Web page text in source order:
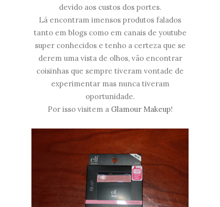
devido aos custos dos portes.
Lá encontram imensos produtos falados
tanto em blogs como em canais de youtube
super conhecidos e tenho a certeza que se
derem uma vista de olhos, vão encontrar
coisinhas que sempre tiveram vontade de
experimentar mas nunca tiveram
oportunidade.
Por isso visitem a Glamour Makeup!